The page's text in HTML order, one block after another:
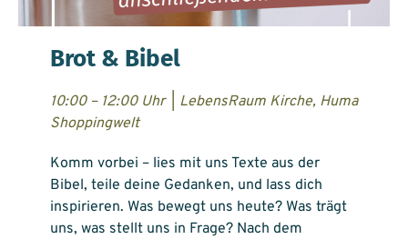
Brot & Bibel
10:00 – 12:00 Uhr
LebensRaum Kirche, Huma
Shoppingwelt
Komm vorbei – lies mit uns Texte aus der
Bibel, teile deine Gedanken, und lass dich
inspirieren. Was bewegt uns heute? Was trägt
uns, was stellt uns in Frage? Nach dem